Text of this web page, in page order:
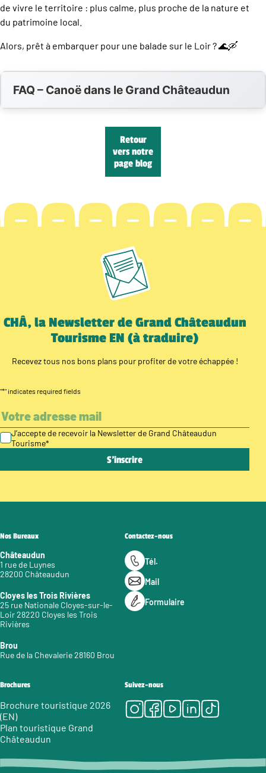
de vivre le territoire : plus calme, plus proche de la nature et
du patrimoine local.
Alors, prêt à embarquer pour une balade sur le Loir ? 🌊🛶
FAQ – Canoë dans le Grand Châteaudun
Retour
vers notre
page blog
CHÂ, la Newsletter de Grand Châteaudun
Tourisme EN (à traduire)
Recevez tous nos bons plans pour profiter de votre échappée !
"*" indicates required fields
J’accepte de recevoir la Newsletter de Grand Châteaudun
Tourisme*
Nos Bureaux
Châteaudun
1 rue de Luynes
28200 Châteaudun
Cloyes les Trois Rivières
25 rue Nationale Cloyes-sur-le-
Loir 28220 Cloyes les Trois
Rivières
Brou
Rue de la Chevalerie 28160 Brou
Contactez-nous
Tél.
Mail
Formulaire
Brochures
Brochure touristique 2026
(EN)
Plan touristique Grand
Châteaudun
Suivez-nous
Instagram
Facebook
Youtube
LinkedIn
Tiktok